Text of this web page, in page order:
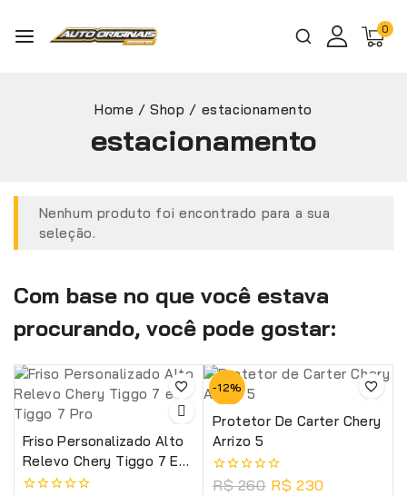
0
Home / Shop / estacionamento
estacionamento
Nenhum produto foi encontrado para a sua
seleção.
Com base no que você estava
procurando, você pode gostar:
Friso Personalizado Alto
Relevo Chery Tiggo 7 E
Tiggo 7 Pro
-12%
Protetor De Carter Chery
Arrizo 5
0
R$260 R$ 230